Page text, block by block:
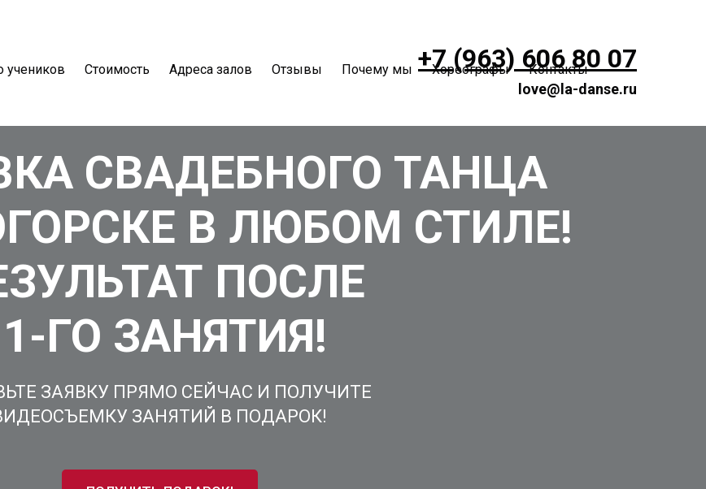
учеников Стоимость Адреса залов Отзывы Почему мы Хореографы Контакты
+7 (963) 606 80 07
love@la-danse.ru
СВАДЕБНОГО ТАНЦА
В ЛЮБОМ СТИЛЕ!
ПОСЛЕ
1-ГО ЗАНЯТИЯ!
ЗАЯВКУ ПРЯМО СЕЙЧАС И ПОЛУЧИТЕ
ЗАНЯТИЙ В ПОДАРОК!